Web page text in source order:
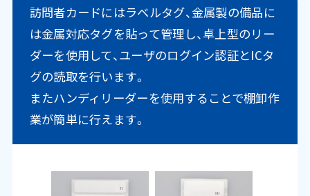
訪問者カードにはラベルタグ、金属製の備品に
は金属対応タグを貼って管理し、卓上型のリー
ダーを使用して、ユーザのログイン認証とICタ
グの読取を行います。
またハンディリーダーを使用することで棚卸作
業が簡単に行えます。